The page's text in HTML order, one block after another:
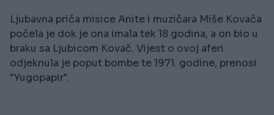
Ljubavna priča misice Anite i muzičara Miše Kovača
počela je dok je ona imala tek 18 godina, a on bio u
braku sa Ljubicom Kovač. Vijest o ovoj aferi
odjeknula je poput bombe te 1971. godine, prenosi
"Yugopapir".